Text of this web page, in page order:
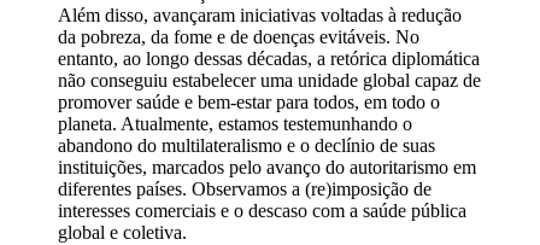
Além disso, avançaram iniciativas voltadas à redução
da pobreza, da fome e de doenças evitáveis. No
entanto, ao longo dessas décadas, a retórica diplomática
não conseguiu estabelecer uma unidade global capaz de
promover saúde e bem-estar para todos, em todo o
planeta. Atualmente, estamos testemunhando o
abandono do multilateralismo e o declínio de suas
instituições, marcados pelo avanço do autoritarismo em
diferentes países. Observamos a (re)imposição de
interesses comerciais e o descaso com a saúde pública
global e coletiva.